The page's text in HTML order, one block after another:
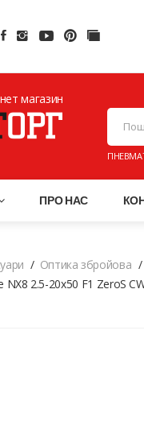
магазин
ПРО НАС
Оптика збройова
2.5-20x50 F1 ZeroS